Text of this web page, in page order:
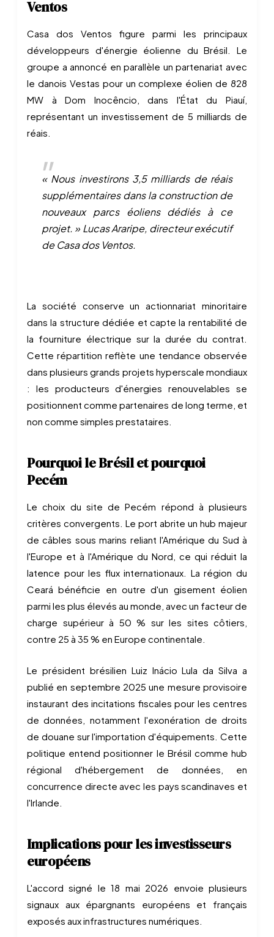
Ventos
Casa dos Ventos figure parmi les principaux
développeurs d'énergie éolienne du Brésil. Le
groupe a annoncé en parallèle un partenariat avec
le danois Vestas pour un complexe éolien de 828
MW à Dom Inocêncio, dans l'État du Piauí,
représentant un investissement de 5 milliards de
réais.
« Nous investirons 3,5 milliards de réais
supplémentaires dans la construction de
nouveaux parcs éoliens dédiés à ce
projet. » Lucas Araripe, directeur exécutif
de Casa dos Ventos.
La société conserve un actionnariat minoritaire
dans la structure dédiée et capte la rentabilité de
la fourniture électrique sur la durée du contrat.
Cette répartition reflète une tendance observée
dans plusieurs grands projets hyperscale mondiaux
: les producteurs d'énergies renouvelables se
positionnent comme partenaires de long terme, et
non comme simples prestataires.
Pourquoi le Brésil et pourquoi
Pecém
Le choix du site de Pecém répond à plusieurs
critères convergents. Le port abrite un hub majeur
de câbles sous marins reliant l'Amérique du Sud à
l'Europe et à l'Amérique du Nord, ce qui réduit la
latence pour les flux internationaux. La région du
Ceará bénéficie en outre d'un gisement éolien
parmi les plus élevés au monde, avec un facteur de
charge supérieur à 50 % sur les sites côtiers,
contre 25 à 35 % en Europe continentale.
Le président brésilien Luiz Inácio Lula da Silva a
publié en septembre 2025 une mesure provisoire
instaurant des incitations fiscales pour les centres
de données, notamment l'exonération de droits
de douane sur l'importation d'équipements. Cette
politique entend positionner le Brésil comme hub
régional d'hébergement de données, en
concurrence directe avec les pays scandinaves et
l'Irlande.
Implications pour les investisseurs
européens
L'accord signé le 18 mai 2026 envoie plusieurs
signaux aux épargnants européens et français
exposés aux infrastructures numériques.